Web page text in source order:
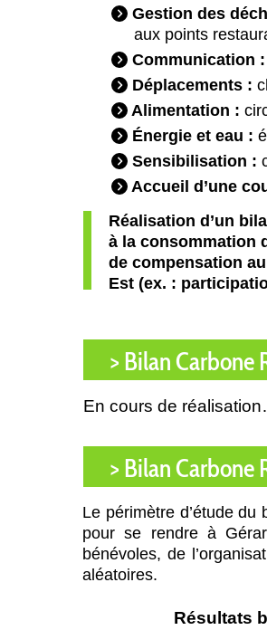
Gestion des
aux points
Communication :
Déplacements :
Alimentation :
Énergie et eau :
Sensibilisation :
Accueil d’une
Réalisation d’un
à la consommation
de compensation
Est (ex. :
> Bilan Carbone
En cours de
> Bilan Carbone
Le périmètre d’étude
pour se rendre à
bénévoles, de
aléatoires.
Résultats